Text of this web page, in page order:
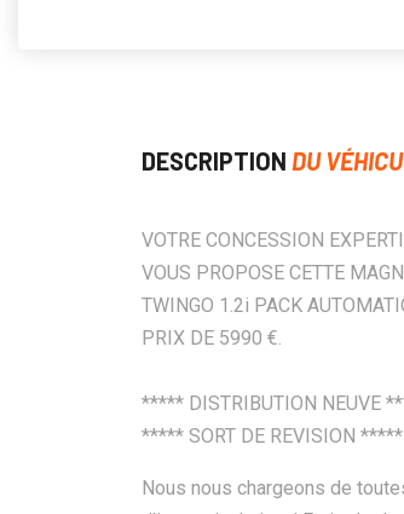
DESCRIPTION DU
VOTRE CONCESSION
VOUS PROPOSE CETTE
TWINGO 1.2i PACK
PRIX DE 5990 €.
***** DISTRIBUTION NEUVE
***** SORT DE REVISION *****
Nous nous chargeons de